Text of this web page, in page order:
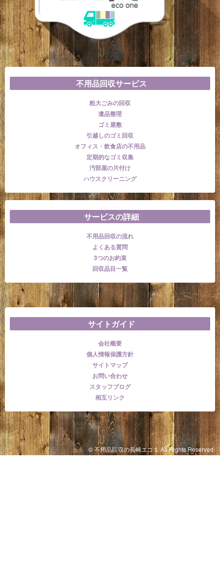
不用品回収サービス
粗大ごみの回収
遺品整理
ゴミ屋敷
引越しのゴミ回収
オフィス・飲食店の不用品
定期的なゴミ収集
汚部屋の片付け
ハウスクリーニング
サービスの詳細
不用品回収の流れ
よくある質問
3つのお約束
回収品目一覧
サイトガイド
会社概要
個人情報保護方針
サイトマップ
お問い合わせ
スタッフブログ
相互リンク
© 不用品回収の長崎エコ１ All Rights Reserved.